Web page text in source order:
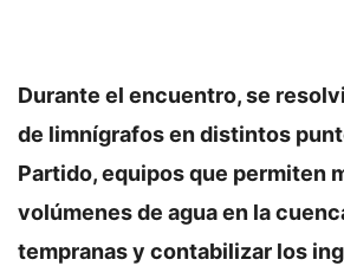
Durante el encuentro, se
de limnígrafos en distintos
Partido, equipos que permiten
volúmenes de agua en la
tempranas y contabilizar los